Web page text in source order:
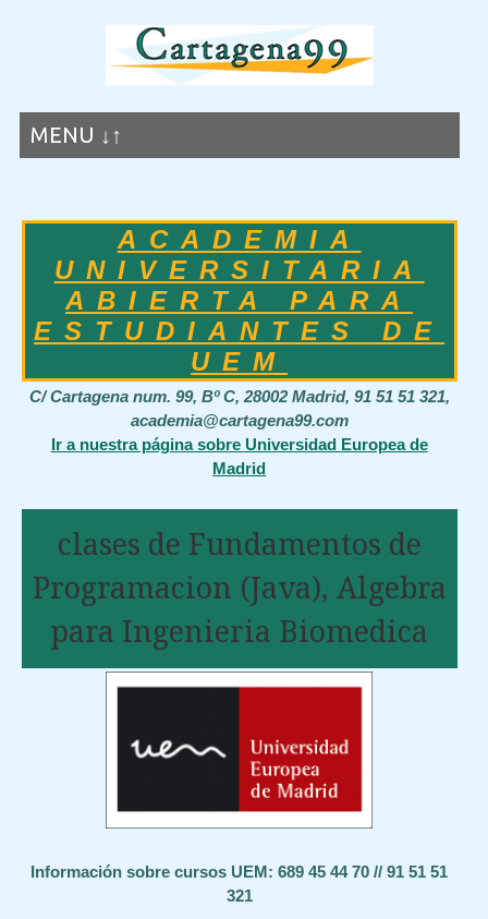
MENU ↓↑
ACADEMIA
UNIVERSITARIA
ABIERTA PARA
ESTUDIANTES DE
UEM
C/ Cartagena num. 99, Bº C, 28002 Madrid, 91 51 51 321,
academia@cartagena99.com
Ir a nuestra página sobre Universidad Europea de
Madrid
clases de Fundamentos de
Programacion (Java), Algebra
para Ingenieria Biomedica
Información sobre cursos UEM: 689 45 44 70 // 91 51 51
321